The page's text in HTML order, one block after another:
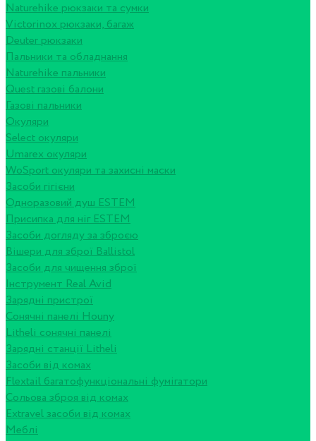
Naturehike рюкзаки та сумки
Victorinox рюкзаки, багаж
Deuter рюкзаки
Пальники та обладнання
Naturehike пальники
Quest газові балони
Газові пальники
Окуляри
Select окуляри
Umarex окуляри
WoSport окуляри та захисні маски
Засоби гігієни
Одноразовий душ ESTEM
Присипка для ніг ESTEM
Засоби догляду за зброєю
Вішери для зброї Ballistol
Засоби для чищення зброї
Інструмент Real Avid
Зарядні пристрої
Сонячні панелі Houny
Litheli сонячні панелі
Зарядні станції Litheli
Засоби від комах
Flextail багатофункціональні фумігатори
Сольова зброя від комах
Extravel засоби від комах
Меблі